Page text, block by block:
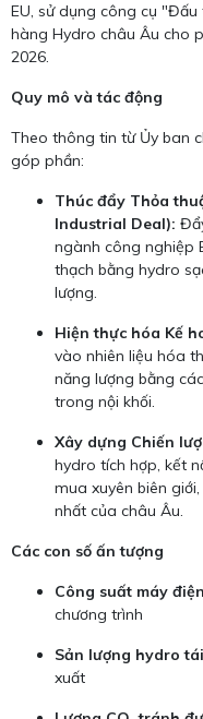
EU, sử dụng công cụ
hàng Hydro châu Âu cho
2026.
Quy mô và tác động
Theo thông tin từ Ủy ban
góp phần:
Thúc đẩy Thỏa
Industrial Deal):
ngành công nghiệp
thạch bằng hydro
lượng.
Hiện thực hóa Kế
vào nhiên liệu hóa
năng lượng bằng
trong nội khối.
Xây dựng Chiến
hydro tích hợp, kết
mua xuyên biên
nhất của châu Âu.
Các con số ấn tượng
Công suất máy
chương trình
Sản lượng hydro
xuất